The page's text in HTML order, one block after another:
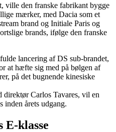
ville den franske fabrikant bygge
mærker, med Dacia som et
brand og Initiale Paris og
brands, ifølge den franske
lancering af DS sub-brandet,
at hæfte sig med på bølgen af
på det bugnende kinesiske
direktør Carlos Tavares, vil en
inden årets udgang.
E-klasse